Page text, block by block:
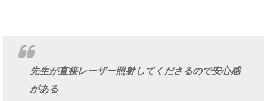
先生が直接レーザー照射してくださるので安心感
がある